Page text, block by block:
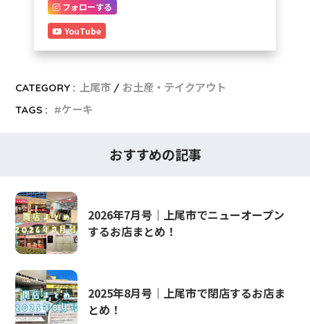
フォローする
YouTube
CATEGORY : 上尾市
お土産・テイクアウト
TAGS :
ケーキ
おすすめの記事
2026年7月号｜上尾市でニューオープン
するお店まとめ！
2025年8月号｜上尾市で閉店するお店ま
とめ！